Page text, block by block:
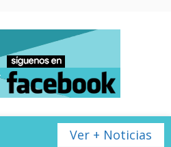
Ver + Noticias